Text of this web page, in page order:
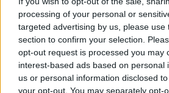
processing of your personal or
targeted advertising by us, please use
section to confirm your selection.
opt-out request is processed you may
interest-based ads based on personal
us or personal information disclosed
your opt-out. You may separately opt-